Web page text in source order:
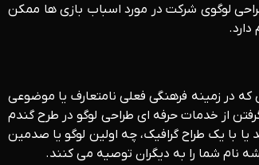
لوگوی شرکت در مورد اسباب بازی ها ممکن
در زمینه فرهنگی فعلی نامتعارف یا موضوعی
از خدمات حرفه ای طراحی لوگو در طرح گندم
با یک طراح گرافیک، چه اولین لوگو یا صدمین
نام شما را به دیگران توصیه می کنند.